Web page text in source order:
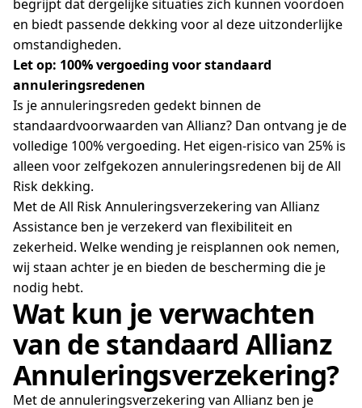
begrijpt dat dergelijke situaties zich kunnen voordoen
en biedt passende dekking voor al deze uitzonderlijke
omstandigheden.
Let op: 100% vergoeding voor standaard
annuleringsredenen
Is je annuleringsreden gedekt binnen de
standaardvoorwaarden van Allianz? Dan ontvang je de
volledige 100% vergoeding. Het eigen-risico van 25% is
alleen voor zelfgekozen annuleringsredenen bij de All
Risk dekking.
Met de All Risk Annuleringsverzekering van Allianz
Assistance ben je verzekerd van flexibiliteit en
zekerheid. Welke wending je reisplannen ook nemen,
wij staan achter je en bieden de bescherming die je
nodig hebt.
Wat kun je verwachten
van de standaard Allianz
Annuleringsverzekering?
Met de annuleringsverzekering van Allianz ben je